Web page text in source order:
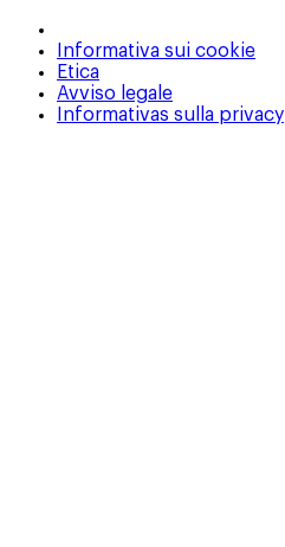
Informativa sui cookie
Etica
Avviso legale
Informativas sulla privacy